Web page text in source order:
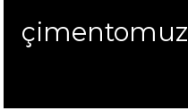
çimentomuz